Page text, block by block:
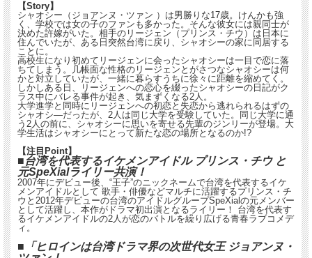
【Story】
シャオシー（ジョアンヌ・ツァン ）は男勝りな17歳。けんかも強
く、学校では女の子のファンも多かった。そんな彼女には親同士が
決めた許嫁がいた。相手のリージェン（プリンス・チウ）は日本に
住んでいたが、ある日突然台湾に戻り、シャオシーの家に同居する
ことに。
高校生になり初めてリージェンに会ったシャオシーは一目で恋に落
ちてしまう。几帳面な性格のリージェンとがさつなシャオシーは何
かと対立していたが、一緒に暮らすうちに徐々に距離を縮めてく。
しかしある日、リージェンへの恋心を綴ったシャオシーの日記がク
ラス中にバレる事件が起き、気まずくなる2人。
大学進学と同時にリージェンへの初恋と失恋から逃れられるはずの
シャオシ―だったが、2人は同じ大学を受験していた。同じ大学に通
う2人の前に、シャオシーに思いを寄せる先輩のジンリーが登場。大
学生活はシャオシーにとって新たな恋の場所となるのか!?
【注目Point】
■台湾を代表するイケメンアイドル プリンス・チウ と
元SpeXialライリー共演！
2007年にデビュー後、“王子”のニックネームで台湾を代表するイケ
メンアイドルとして 歌手・俳優などマルチに活躍するプリンス・チ
ウと2012年デビューの台湾のアイドルグループSpeXialの元メンバー
として活躍し、本作がドラマ初出演となるライリー！ 台湾を代表す
るイケメンアイドルの2人が恋のバトルを繰り広げる青春ラブコメデ
ィ。
■「ヒロインは台湾ドラマ界の次世代女王 ジョアンヌ・